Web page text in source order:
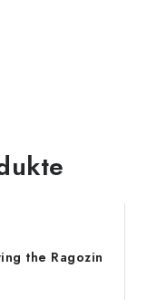
the Ragozin